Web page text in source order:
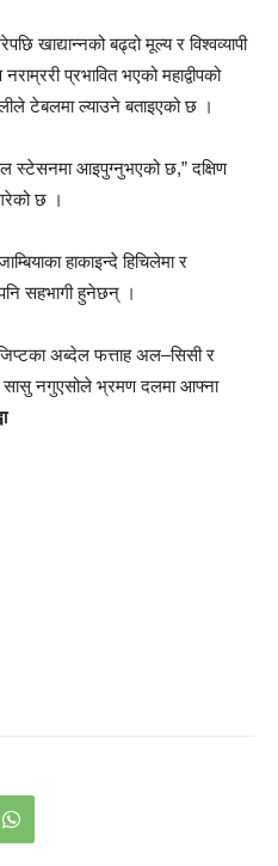
खाद्यान्नको बढ्दो मूल्य र विश्वव्यापी
प्रभावित भएको महाद्वीपको
टेबलमा ल्याउने बताइएको छ ।
स्टेसनमा आइपुग्नुभएको छ,” दक्षिण
छ ।
हाकाइन्दे हिचिलेमा र
सहभागी हुनेछन् ।
अब्देल फत्ताह अल–सिसी र
सासु नगुएसोले भ्रमण दलमा आफ्ना